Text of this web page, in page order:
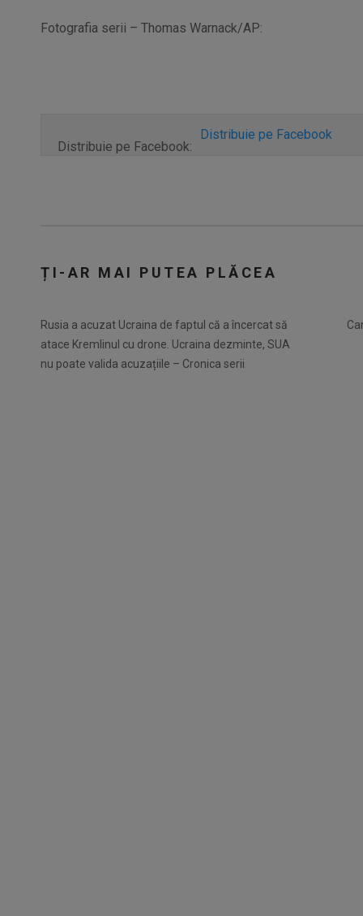
Fotografia serii – Thomas Warnack/AP:
Distribuie pe Facebook:
Distribuie pe Facebook
ȚI-AR MAI PUTEA PLĂCEA
Rusia a acuzat Ucraina de faptul că a încercat să
atace Kremlinul cu drone. Ucraina dezminte, SUA
nu poate valida acuzațiile – Cronica serii